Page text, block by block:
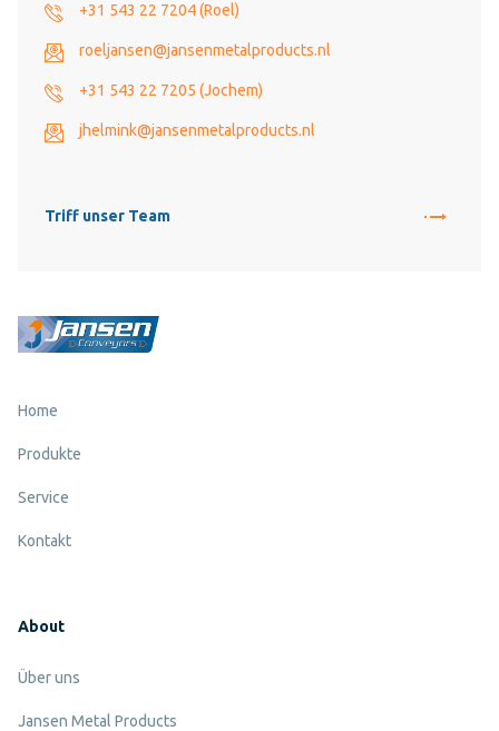
+31 543 22 7204 (Roel)
roeljansen@jansenmetalproducts.nl
+31 543 22 7205 (Jochem)
jhelmink@jansenmetalproducts.nl
Triff unser Team
Home
Produkte
Service
Kontakt
About
Über uns
Jansen Metal Products